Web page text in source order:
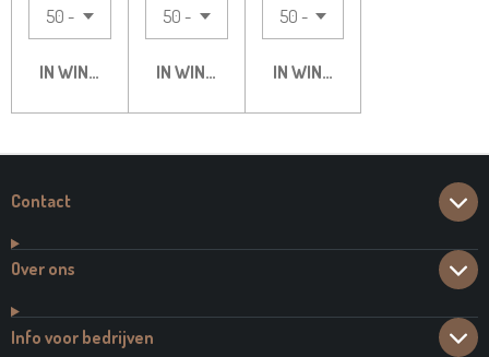
IN WINKELWAGENIN WINKELWAGENIN WINKELWAGEN
Contact
Over ons
Info voor bedrijven